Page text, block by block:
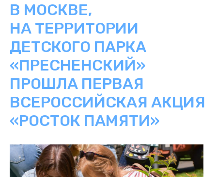
В МОСКВЕ,
НА ТЕРРИТОРИИ
ДЕТСКОГО ПАРКА
«ПРЕСНЕНСКИЙ»
ПРОШЛА ПЕРВАЯ
ВСЕРОССИЙСКАЯ АКЦИЯ
«РОСТОК ПАМЯТИ»